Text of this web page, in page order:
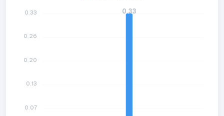
0.33
0.33
0.26
0.20
0.13
0.07